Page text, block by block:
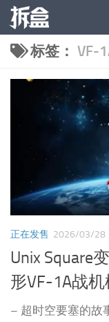
跳至内容
标签： VF-
正在发售 2026/03/28
Unix Square
形VF-1A战机
– 超时空要塞的故